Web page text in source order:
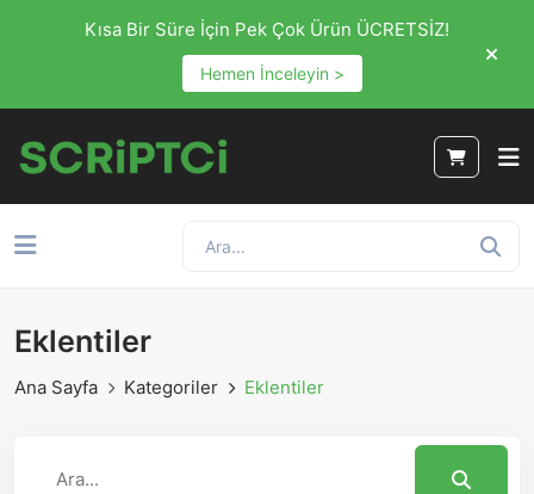
Kısa Bir Süre İçin Pek Çok Ürün ÜCRETSİZ!
Hemen İnceleyin >
Eklentiler
Ana Sayfa Kategoriler Eklentiler